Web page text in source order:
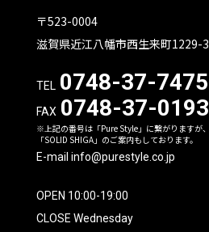
〒523-0004
滋賀県近江八幡市西生来町1229-3
TEL 0748-37-7475
FAX 0748-37-0193
※上記の番号は「Pure Style」に繋がりますが、
「SOLID SHIGA」のご案内もしております。
E-mail info@purestyle.co.jp
OPEN 10:00-19:00
CLOSE Wednesday